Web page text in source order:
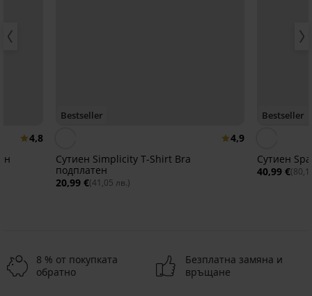
4,8
Bestseller
4,9
Сутиен Simplicity T-Shirt Bra
подплатен
20,99 €(41,05 лв.)
Bestseller
Сутиен
40,99 €
8 % от покупката
обратно
Безплатна замяна и
връщане